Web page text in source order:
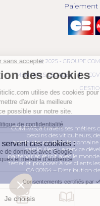
Menu
Paiement
© 2025 - GROUPE
MENTIONS LÉGALES
CGV
COMPAS, à travers ses
besoins des viticulteurs,
horticulteurs, dans le domaine
particuliers. Le service
partenariat étroit avec le
tester et proposer à ses clients
CA 00164 – Distribution